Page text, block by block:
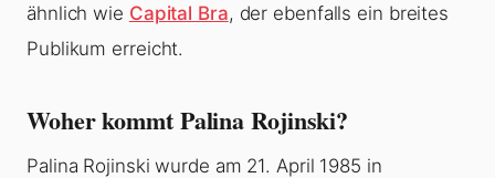
ähnlich wie Capital Bra, der ebenfalls ein breites
Publikum erreicht.
Woher kommt Palina Rojinski?
Palina Rojinski wurde am 21. April 1985 in